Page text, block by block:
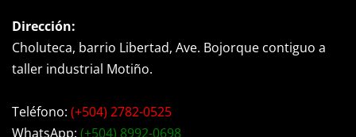
Dirección:
Choluteca, barrio Libertad, Ave. Bojorque contiguo a
taller industrial Motiño.
Teléfono:
WhatsApp:
(+504) 8992-0698